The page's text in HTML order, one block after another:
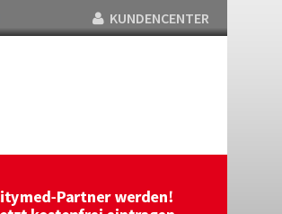
KUNDENCENTER